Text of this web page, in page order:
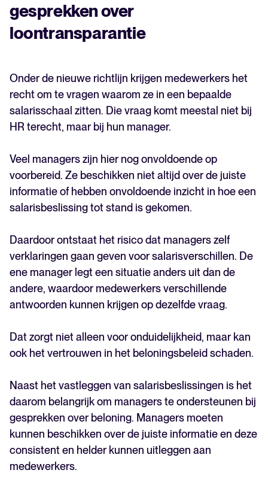
gesprekken over
loontransparantie
Onder de nieuwe richtlijn krijgen medewerkers het
recht om te vragen waarom ze in een bepaalde
salarisschaal zitten. Die vraag komt meestal niet bij
HR terecht, maar bij hun manager.
Veel managers zijn hier nog onvoldoende op
voorbereid. Ze beschikken niet altijd over de juiste
informatie of hebben onvoldoende inzicht in hoe een
salarisbeslissing tot stand is gekomen.
Daardoor ontstaat het risico dat managers zelf
verklaringen gaan geven voor salarisverschillen. De
ene manager legt een situatie anders uit dan de
andere, waardoor medewerkers verschillende
antwoorden kunnen krijgen op dezelfde vraag.
Dat zorgt niet alleen voor onduidelijkheid, maar kan
ook het vertrouwen in het beloningsbeleid schaden.
Naast het vastleggen van salarisbeslissingen is het
daarom belangrijk om managers te ondersteunen bij
gesprekken over beloning. Managers moeten
kunnen beschikken over de juiste informatie en deze
consistent en helder kunnen uitleggen aan
medewerkers.